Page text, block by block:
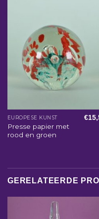
EUROPESE KUNST
Presse papier met
rood en groen
€
GERELATEERDE